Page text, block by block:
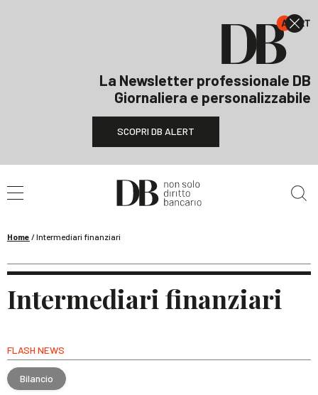
La Newsletter professionale DB
Giornaliera e personalizzabile
SCOPRI DB ALERT
Home /Intermediari finanziari
Intermediari finanziari
FLASH NEWS
Bilancio